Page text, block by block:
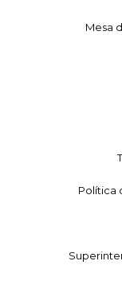
Mesa
Política